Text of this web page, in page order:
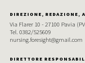
DIREZIONE, REDAZIONE,
Via Flarer 10 - 27100 Pavia
Tel. 0382/525609
nursing.foresight@gmail.com
DIRETTORE